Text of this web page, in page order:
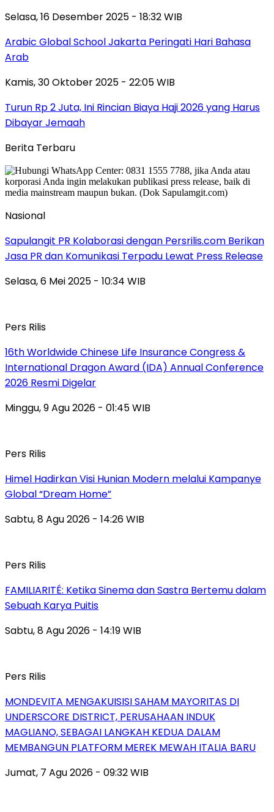
Selasa, 16 Desember 2025 - 18:32 WIB
Arabic Global School Jakarta Peringati Hari Bahasa
Arab
Kamis, 30 Oktober 2025 - 22:05 WIB
Turun Rp 2 Juta, Ini Rincian Biaya Haji 2026 yang Harus
Dibayar Jemaah
Berita Terbaru
Nasional
Sapulangit PR Kolaborasi dengan Persrilis.com Berikan
Jasa PR dan Komunikasi Terpadu Lewat Press Release
Selasa, 6 Mei 2025 - 10:34 WIB
Pers Rilis
16th Worldwide Chinese Life Insurance Congress &
International Dragon Award (IDA) Annual Conference
2026 Resmi Digelar
Minggu, 9 Agu 2026 - 01:45 WIB
Pers Rilis
Himel Hadirkan Visi Hunian Modern melalui Kampanye
Global “Dream Home”
Sabtu, 8 Agu 2026 - 14:26 WIB
Pers Rilis
FAMILIARITÉ: Ketika Sinema dan Sastra Bertemu dalam
Sebuah Karya Puitis
Sabtu, 8 Agu 2026 - 14:19 WIB
Pers Rilis
MONDEVITA MENGAKUISISI SAHAM MAYORITAS DI
UNDERSCORE DISTRICT, PERUSAHAAN INDUK
MAGLIANO, SEBAGAI LANGKAH KEDUA DALAM
MEMBANGUN PLATFORM MEREK MEWAH ITALIA BARU
Jumat, 7 Agu 2026 - 09:32 WIB